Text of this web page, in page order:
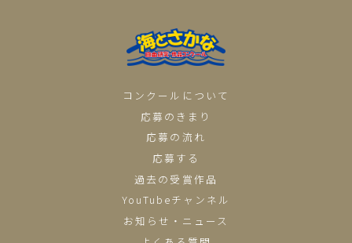
コンクールについて
応募のきまり
応募の流れ
応募する
過去の受賞作品
YouTubeチャンネル
お知らせ・ニュース